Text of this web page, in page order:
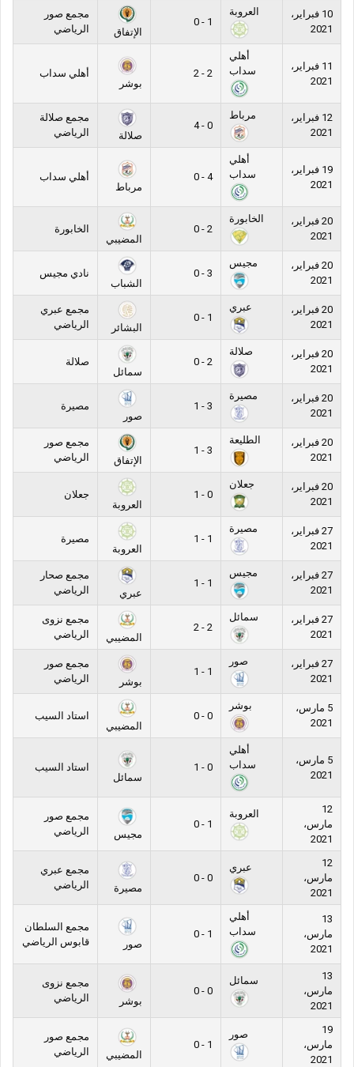
10 فبراير،
2021
العروبة
1 - 0
الإتفاق
مجمع صور
الرياضي
11 فبراير،
2021
أهلي
سداب
2 - 2
بوشر
أهلي سداب
12 فبراير،
2021
مرباط
0 - 4
صلالة
مجمع صلالة
الرياضي
19 فبراير،
2021
أهلي
سداب
4 - 0
مرباط
أهلي سداب
20 فبراير،
2021
الخابورة
2 - 0
المضيبي
الخابورة
20 فبراير،
2021
مجيس
3 - 0
الشباب
نادي مجيس
20 فبراير،
2021
عبري
1 - 0
البشائر
مجمع عبري
الرياضي
20 فبراير،
2021
صلالة
2 - 0
سمائل
صلالة
20 فبراير،
2021
مصيرة
3 - 1
صور
مصيرة
20 فبراير،
2021
الطليعة
3 - 1
الإتفاق
مجمع صور
الرياضي
20 فبراير،
2021
جعلان
0 - 1
العروبة
جعلان
27 فبراير،
2021
مصيرة
1 - 1
العروبة
مصيرة
27 فبراير،
2021
مجيس
1 - 1
عبري
مجمع صحار
الرياضي
27 فبراير،
2021
سمائل
2 - 2
المضيبي
مجمع نزوى
الرياضي
27 فبراير،
2021
صور
1 - 1
بوشر
مجمع صور
الرياضي
5 مارس،
2021
بوشر
0 - 0
المضيبي
استاد السيب
5 مارس،
2021
أهلي
سداب
0 - 1
سمائل
استاد السيب
12
مارس،
2021
العروبة
1 - 0
مجيس
مجمع صور
الرياضي
12
مارس،
2021
عبري
0 - 0
مصيرة
مجمع عبري
الرياضي
13
مارس،
2021
أهلي
سداب
1 - 0
صور
مجمع السلطان
قابوس الرياضي
13
مارس،
2021
سمائل
0 - 0
بوشر
مجمع نزوى
الرياضي
19
مارس،
2021
صور
1 - 0
المضيبي
مجمع صور
الرياضي